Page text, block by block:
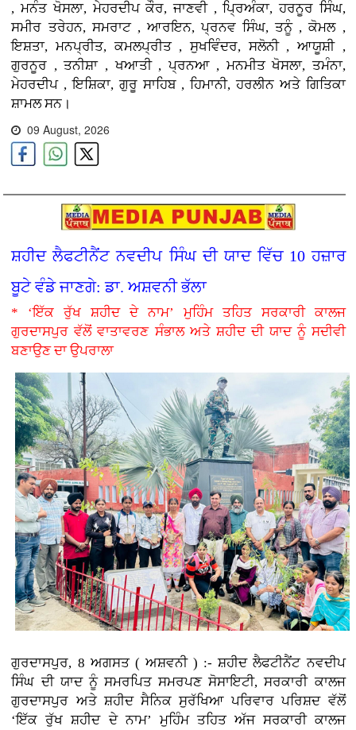
, ਮਨੰਤ ਖੋਸਲਾ, ਮੇਹਰਦੀਪ ਕੌਰ, ਜਾਣਵੀ , ਪ੍ਰਿਅੰਕਾ, ਹਰਨੂਰ ਸਿੰਘ,
ਸਮੀਰ ਤਰੇਹਨ, ਸਮਰਾਟ , ਆਰਇਨ, ਪ੍ਰਨਵ ਸਿੰਘ, ਤਨੂੰ , ਕੋਮਲ ,
ਇਸ਼ਤਾ, ਮਨਪ੍ਰੀਤ, ਕਮਲਪ੍ਰੀਤ , ਸੁਖਵਿੰਦਰ, ਸਲੋਨੀ , ਆਯੂਸ਼ੀ ,
ਗੁਰਨੂਰ , ਤਨੀਸ਼ਾ , ਖਆਤੀ , ਪ੍ਰਨਆ , ਮਨਮੀਤ ਖੋਸਲਾ, ਤਮੰਨਾ,
ਮੇਹਰਦੀਪ , ਇਸ਼ਿਕਾ, ਗੁਰੂ ਸਾਹਿਬ , ਹਿਮਾਨੀ, ਹਰਲੀਨ ਅਤੇ ਗਿਤਿਕਾ
ਸ਼ਾਮਲ ਸਨ।
09 August, 2026
ਸ਼ਹੀਦ ਲੈਫਟੀਨੈਂਟ ਨਵਦੀਪ ਸਿੰਘ ਦੀ ਯਾਦ ਵਿੱਚ 10 ਹਜ਼ਾਰ
ਬੂਟੇ ਵੰਡੇ ਜਾਣਗੇ: ਡਾ. ਅਸ਼ਵਨੀ ਭੱਲਾ
* ‘ਇੱਕ ਰੁੱਖ ਸ਼ਹੀਦ ਦੇ ਨਾਮ’ ਮੁਹਿੰਮ ਤਹਿਤ ਸਰਕਾਰੀ ਕਾਲਜ
ਗੁਰਦਾਸਪੁਰ ਵੱਲੋਂ ਵਾਤਾਵਰਣ ਸੰਭਾਲ ਅਤੇ ਸ਼ਹੀਦ ਦੀ ਯਾਦ ਨੂੰ ਸਦੀਵੀ
ਬਣਾਉਣ ਦਾ ਉਪਰਾਲਾ
ਗੁਰਦਾਸਪੁਰ, 8 ਅਗਸਤ ( ਅਸ਼ਵਨੀ ) :-ਸ਼ਹੀਦ ਲੈਫਟੀਨੈਂਟ ਨਵਦੀਪ
ਸਿੰਘ ਦੀ ਯਾਦ ਨੂੰ ਸਮਰਪਿਤ ਸਮਰਪਣ ਸੋਸਾਇਟੀ, ਸਰਕਾਰੀ ਕਾਲਜ
ਗੁਰਦਾਸਪੁਰ ਅਤੇ ਸ਼ਹੀਦ ਸੈਨਿਕ ਸੁਰੱਖਿਆ ਪਰਿਵਾਰ ਪਰਿਸ਼ਦ ਵੱਲੋਂ
‘ਇੱਕ ਰੁੱਖ ਸ਼ਹੀਦ ਦੇ ਨਾਮ’ ਮੁਹਿੰਮ ਤਹਿਤ ਅੱਜ ਸਰਕਾਰੀ ਕਾਲਜ